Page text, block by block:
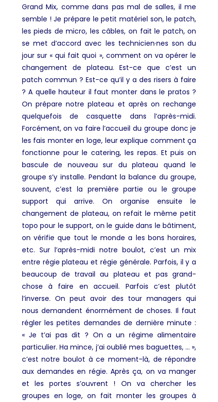
Grand Mix, comme dans pas mal de salles, il me
semble ! Je prépare le petit matériel son, le patch,
les pieds de micro, les câbles, on fait le patch, on
se met d’accord avec les technicien·nes son du
jour sur « qui fait quoi », comment on va opérer le
changement de plateau. Est-ce que c’est un
patch commun ? Est-ce qu’il y a des risers à faire
? A quelle hauteur il faut monter dans le pratos ?
On prépare notre plateau et après on rechange
quelquefois de casquette dans l’après-midi.
Forcément, on va faire l’accueil du groupe donc je
les fais monter en loge, leur explique comment ça
fonctionne pour le catering, les repas. Et puis on
bascule de nouveau sur du plateau quand le
groupe s’y installe. Pendant la balance du groupe,
souvent, c’est la première partie ou le groupe
support qui arrive. On organise ensuite le
changement de plateau, on refait le même petit
topo pour le support, on le guide dans le bâtiment,
on vérifie que tout le monde a les bons horaires,
etc. Sur l’après-midi notre boulot, c’est un mix
entre régie plateau et régie générale. Parfois, il y a
beaucoup de travail au plateau et pas grand-
chose à faire en accueil. Parfois c’est plutôt
l’inverse. On peut avoir des tour managers qui
nous demandent énormément de choses. Il faut
régler les petites demandes de dernière minute :
« Je t’ai pas dit ? On a un régime alimentaire
particulier. Ha mince, j’ai oublié mes baguettes, … »,
c’est notre boulot à ce moment-là, de répondre
aux demandes en régie. Après ça, on va manger
et les portes s’ouvrent ! On va chercher les
groupes en loge, on fait monter les groupes à